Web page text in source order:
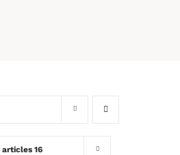
articles 16